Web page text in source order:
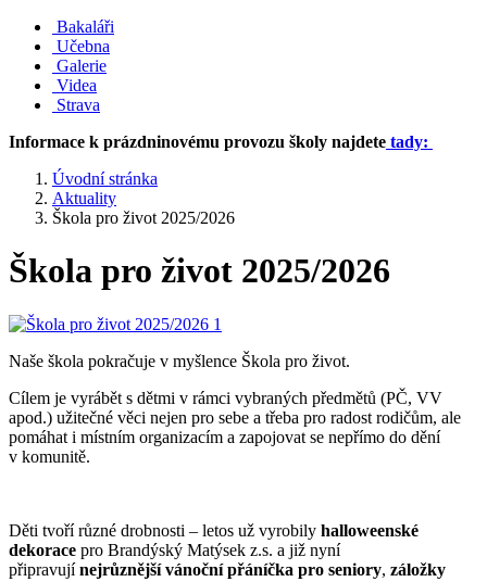
Bakaláři
Učebna
Galerie
Videa
Strava
Informace k prázdninovému provozu školy najdete tady:
Úvodní stránka
Aktuality
Škola pro život 2025/2026
Škola pro život 2025/2026
Naše škola pokračuje v myšlence Škola pro život.
Cílem je vyrábět s dětmi v rámci vybraných předmětů (PČ, VV
apod.) užitečné věci nejen pro sebe a třeba pro radost rodičům, ale
pomáhat i místním organizacím a zapojovat se nepřímo do dění
v komunitě.
Děti tvoří různé drobnosti – letos už vyrobily halloweenské
dekorace pro Brandýský Matýsek z.s. a již nyní
připravujínejrůznější vánoční přáníčka pro seniory, záložky